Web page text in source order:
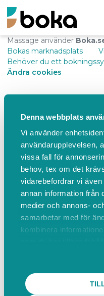
Denna webbplats
Vi använder
användarupplevelsen,
vissa fall för
behov, tex om det
vidarebefordrar vi
annan information från
medier och annons-
samarbetar med för
kombinera
Massage använder
Bokas marknadsplats
Behöver du ett
Ändra cookies